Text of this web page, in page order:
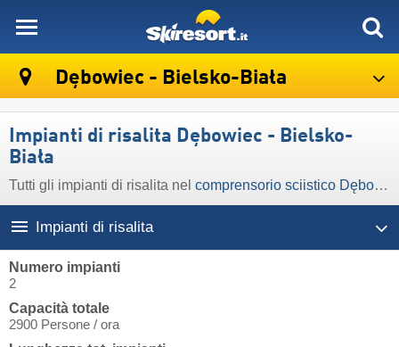
Dębowiec - Bielsko-Biała
Impianti di risalita Dębowiec - Bielsko-
Biała
Tutti gli impianti di risalita nel comprensorio sciistico Dębowiec - Bielsko-Biała
Impianti di risalita
Numero impianti
2
Capacità totale
2900 Persone / ora